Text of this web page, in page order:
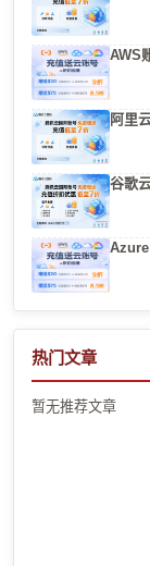
AWS
阿里
谷歌
热门文章
暂无推荐文章